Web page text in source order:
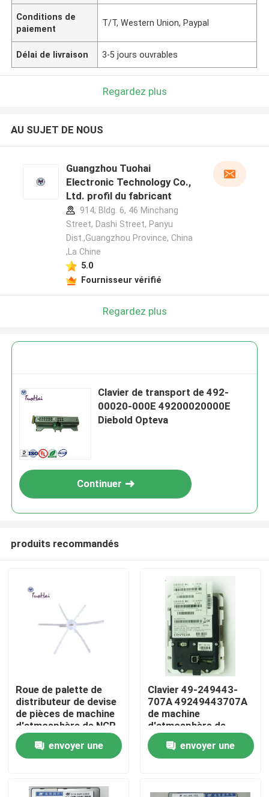
Maison
Produits
Au sujet de nous
Conditions de
paiement
T/T, Western Union, Paypal
Délai de livraison 3-5 jours ouvrables
Regardez plus
AU SUJET DE NOUS
Guangzhou Tuohai
Electronic Technology Co.,
Ltd. profil du fabricant
914, Bldg. 6, 46 Minchang
Street, Dashi Street, Panyu
Dist.,Guangzhou Province, China
,La Chine
5.0
Fournisseur vérifié
Regardez plus
Clavier de transport de 492-
00020-000E 49200020000E
Diebold Opteva
Continuer
produits recommandés
Roue de palette de
distributeur de devise
de pièces de machine
d'atmosphère de NCR
4450663299 445-
0663299envoyer une
Clavier 49-249443-
707A 49249443707A
de machine
d'atmosphère de
Diebold EPP7
envoyer une